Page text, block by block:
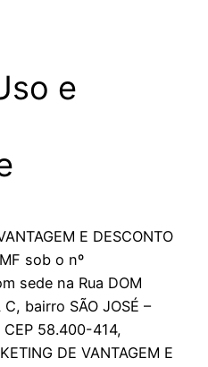
e
E DESCONTO
sob o nº
sede na Rua DOM
C, bairro SÃO JOSÉ –
CEP 58.400-414,
DE VANTAGEM E